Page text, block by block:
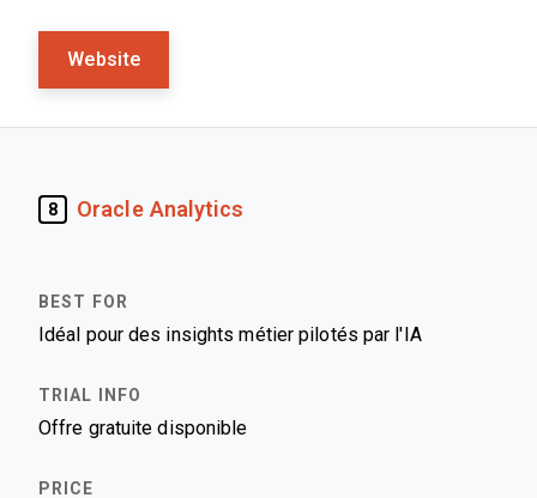
Website
8 Oracle Analytics
Idéal pour des insights métier pilotés par l'IA
Offre gratuite disponible